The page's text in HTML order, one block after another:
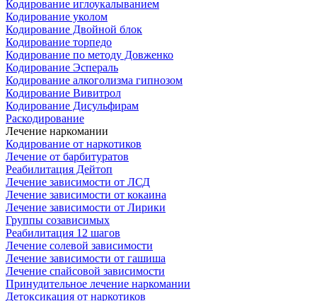
Кодирование иглоукалыванием
Кодирование уколом
Кодирование Двойной блок
Кодирование торпедо
Кодирование по методу Довженко
Кодирование Эспераль
Кодирование алкоголизма гипнозом
Кодирование Вивитрол
Кодирование Дисульфирам
Раскодирование
Лечение наркомании
Кодирование от наркотиков
Лечение от барбитуратов
Реабилитация Дейтоп
Лечение зависимости от ЛСД
Лечение зависимости от кокаина
Лечение зависимости от Лирики
Группы созависимых
Реабилитация 12 шагов
Лечение солевой зависимости
Лечение зависимости от гашиша
Лечение спайсовой зависимости
Принудительное лечение наркомании
Детоксикация от наркотиков